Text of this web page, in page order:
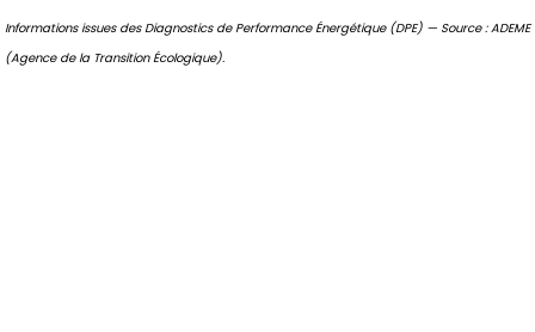
Informations issues des Diagnostics de Performance Énergétique (DPE) — Source : ADEME
(Agence de la Transition Écologique).